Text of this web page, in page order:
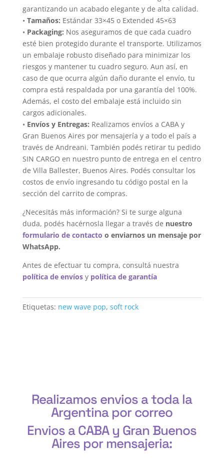
garantizando un acabado elegante y de alta calidad.
• Tamaños: Estándar 33×45 o Extended 45×63
• Packaging: Nos aseguramos de que cada cuadro
esté bien protegido durante el transporte. Utilizamos
un embalaje robusto diseñado para minimizar los
riesgos y mantener tu cuadro seguro. Aun así, en
caso de que ocurra algún daño durante el envío, tu
compra está respaldada por una garantía del 100%.
Además, el costo del embalaje está incluido sin
cargos adicionales.
• Envíos y Entregas: Realizamos envíos a CABA y
Gran Buenos Aires por mensajería y a todo el país a
través de Andreani. También podés retirar tu pedido
SIN CARGO en nuestro punto de entrega en el centro
de Villa Ballester, Buenos Aires. Podés consultar los
costos de envío ingresando tu código postal en la
sección del carrito de compras.
¿Necesitás más información? Si te surge alguna
duda, podés hacérnosla llegar a través de nuestro
formulario de contacto o enviarnos un mensaje por
WhatsApp.
Antes de efectuar tu compra, consultá nuestra
política de envíosy política de garantía
Etiquetas: new wave pop, soft rock
Realizamos envios a toda la
Argentina por correo
Envios a CABA y Gran Buenos
Aires por mensajeria: